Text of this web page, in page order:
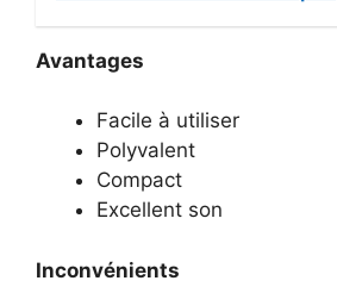
Avantages
Facile à utiliser
Polyvalent
Compact
Excellent son
Inconvénients